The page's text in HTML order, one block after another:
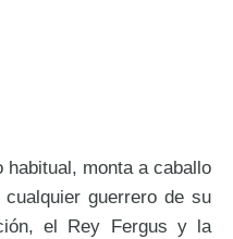
monta a caballo
guerrero de su
el Rey Fergus y la